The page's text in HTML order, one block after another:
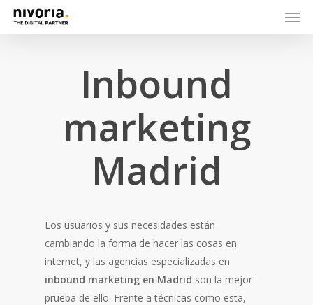
Inbound
marketing
Madrid
Los usuarios y sus necesidades están
cambiando la forma de hacer las cosas en
internet, y las agencias especializadas en
inbound marketing en Madrid son la mejor
prueba de ello. Frente a técnicas como esta,